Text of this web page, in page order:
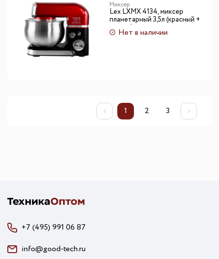
Миксер
Lex LXMX 4134, миксер
планетарный 3,5л (красный +
черный)
Нет в наличии
1 2 3
+7 (495) 991 06 87
info@good-tech.ru